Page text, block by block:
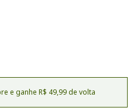
e ganhe R$ 49,99 de volta